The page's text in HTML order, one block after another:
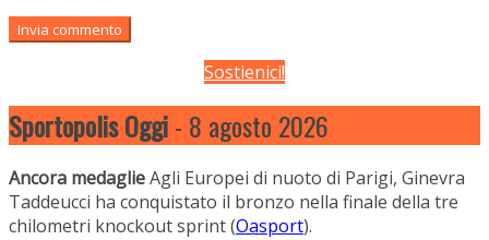
Sostienici!
Sportopolis Oggi- 8 agosto 2026
Ancora medaglieAgli Europei di nuoto di Parigi, Ginevra
Taddeucci ha conquistato il bronzo nella finale della tre
chilometri knockout sprint (Oasport).